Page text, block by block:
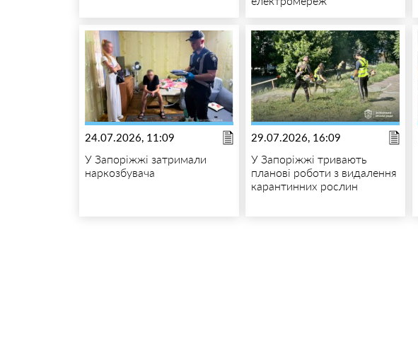
24.07.2026, 11:09
У Запоріжжі затримали
наркозбувача
29.07.2026, 16:09
У Запоріжжі тривають
планові роботи з видалення
карантинних рослин